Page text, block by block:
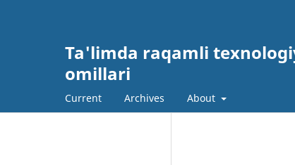
Ta'limda raqamli
omillari
Current Archives About